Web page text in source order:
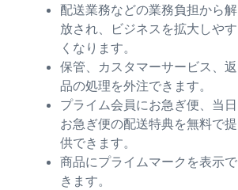
配送業務などの業務負担から解
放され、ビジネスを拡大しやす
くなります。
保管、カスタマーサービス、返
品の処理を外注できます。
プライム会員にお急ぎ便、当日
お急ぎ便の配送特典を無料で提
供できます。
商品にプライムマークを表示で
きます。